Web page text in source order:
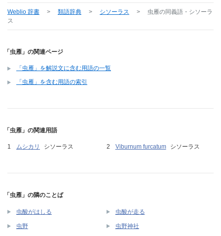
Weblio 辞書 > 類語辞典 > シソーラス > 虫雁の同義語・シソーラ
ス
「虫雁」の関連ページ
「虫雁」を解説文に含む用語の一覧
「虫雁」を含む用語の索引
「虫雁」の関連用語
ムシカリ シソーラス Viburnum furcatum シソーラス
「虫雁」の隣のことば
虫酸がはしる 虫酸が走る
虫野 虫野神社